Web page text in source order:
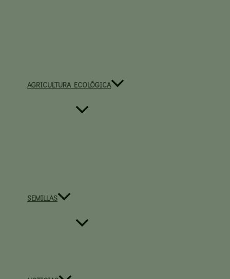
AGRICULTURA ECOLÓGICA
SEMILLAS